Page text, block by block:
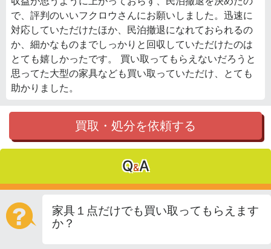
で、評判のいいフクロウさんにお願いしました。迅速に
対応していただけたほか、民泊撤退になれておられるの
か、細かなものまでしっかりと回収していただけたのは
とても嬉しかったです。 買い取ってもらえないだろうと
思ってた大型の家具なども買い取っていただけ、とても
助かりました。
買取・処分を依頼する
Q&A
家具１点だけでも買い取ってもらえます
か？